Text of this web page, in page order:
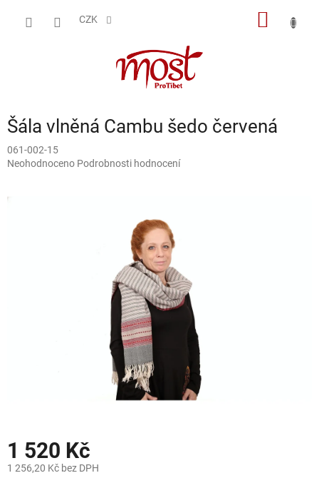
CZK
Šála vlněná Cambu šedo červená
061-002-15
Průměrné
Neohodnoceno Podrobnosti hodnocení
1 520 Kč
1 256,20 Kč bez DPH